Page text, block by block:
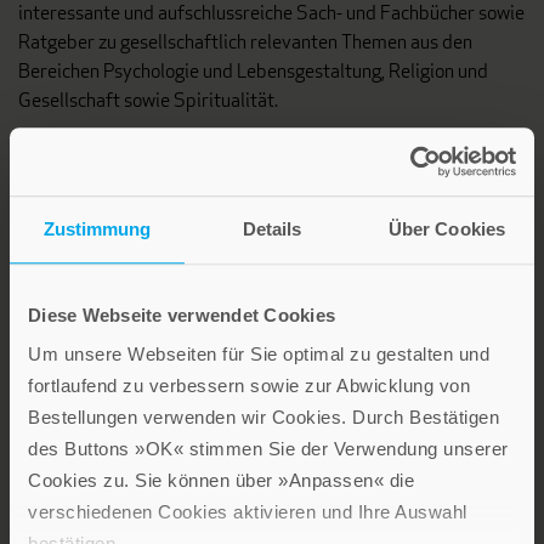
Zustimmung Details Über Cookies
Diese Webseite verwendet Cookies
Um unsere Webseiten für Sie optimal zu gestalten und
fortlaufend zu verbessern sowie zur Abwicklung von
Bestellungen verwenden wir Cookies. Durch Bestätigen
des Buttons »OK« stimmen Sie der Verwendung unserer
Cookies zu. Sie können über »Anpassen« die
verschiedenen Cookies aktivieren und Ihre Auswahl
interessante und aufschlussreiche Sach- und Fachbücher sowie
Ratgeber zu gesellschaftlich relevanten Themen aus den
Bereichen Psychologie und Lebensgestaltung, Religion und
Gesellschaft sowie Spiritualität.
Lebensfreude in farbenfroher Gestaltung: Persönliche
Geschenke mit wohltuenden Inspirationen. Irische
Segenswünsche und Geschenkbücher zum Thema älter
werden. Grußkarten für Geburtstage, zur Ermutigung, zu Trost
und Trauer.